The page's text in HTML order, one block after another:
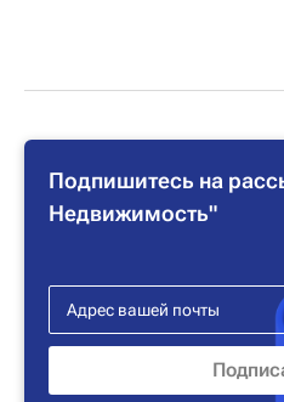
Подпишитесь на
Недвижимость"